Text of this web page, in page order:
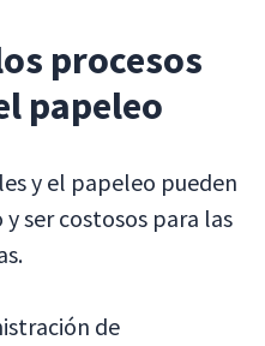
procesos
papeleo
y el papeleo pueden
ser costosos para las
de